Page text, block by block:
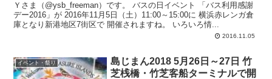
Ｙさま（@ysb_freeman）です。 バスの日イベント 「バス利用感謝
デー2016」が 2016年11月5日（土）11:00～15:00に 横浜赤レンガ倉
庫となり新港地区7街区で 開催されますね。 いろいろ情...
2016.11.05
イベント・祭り
島じまん2018 5月26日～27日 竹
芝桟橋・竹芝客船ターミナルで開